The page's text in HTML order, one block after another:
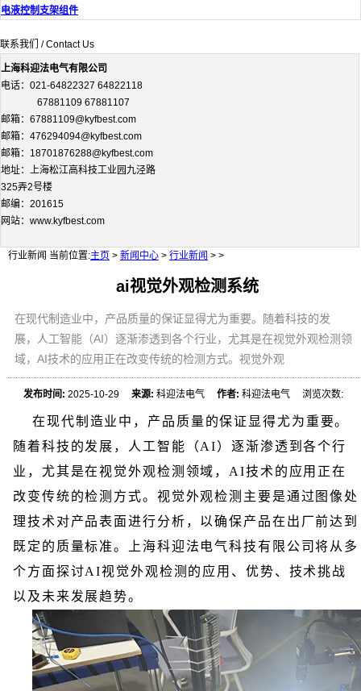
电液控制支架组件
联系我们 / Contact Us
上海科迎法电气有限公司
电话：021-64822327 64822118
67881109 67881107
邮箱：67881109@kyfbest.com
邮箱：476294094@kyfbest.com
邮箱：18701876288@kyfbest.com
地址：上海松江高科技工业园九泾路
325弄2号楼
邮编：201615
网站：www.kyfbest.com
行业新闻 当前位置:主页 > 新闻中心 > 行业新闻 > >
ai视觉外观检测系统
在现代制造业中，产品质量的保证显得尤为重要。随着科技的发
展，人工智能（AI）逐渐渗透到各个行业，尤其是在视觉外观检测领
域，AI技术的应用正在改变传统的检测方式。视觉外观
发布时间: 2025-10-29来源: 科迎法电气作者: 科迎法电气 浏览次数:
在现代制造业中，产品质量的保证显得尤为重要。
随着科技的发展，人工智能（AI）逐渐渗透到各个行
业，尤其是在视觉外观检测领域，AI技术的应用正在
改变传统的检测方式。视觉外观检测主要是通过图像处
理技术对产品表面进行分析，以确保产品在出厂前达到
既定的质量标准。上海科迎法电气科技有限公司将从多
个方面探讨AI视觉外观检测的应用、优势、技术挑战
以及未来发展趋势。